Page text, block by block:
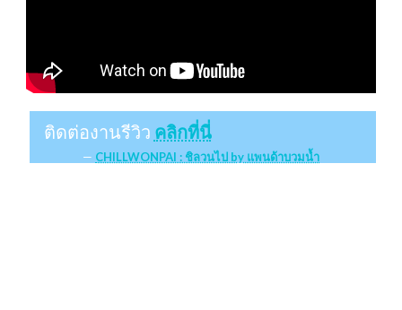
ติดต่องานรีวิว คลิกที่นี่
CHILLWONPAI : ชิลวนไป by แพนด้าบวมน้ำ